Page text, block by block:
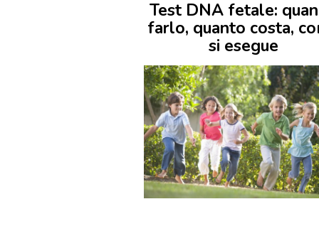
Test DNA fetale:
farlo, quanto costa,
si esegue